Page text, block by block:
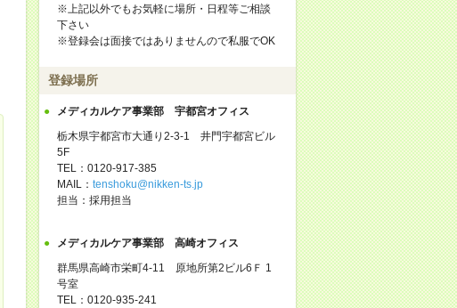
※上記以外でもお気軽に場所・日程等ご相談
下さい
※登録会は面接ではありませんので私服でOK
登録場所
メディカルケア事業部 宇都宮オフィス
栃木県宇都宮市大通り2-3-1 井門宇都宮ビル
5F
TEL：0120-917-385
MAIL： tenshoku@nikken-ts.jp
担当：採用担当
メディカルケア事業部 高崎オフィス
群馬県高崎市栄町4-11 原地所第2ビル6Ｆ 1
号室
TEL：0120-935-241